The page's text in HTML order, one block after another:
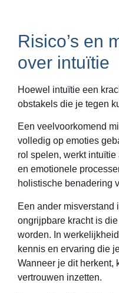
Risico’s en
over intuïtie
Hoewel intuïtie een
obstakels die je tegen
Een veelvoorkomend
volledig op emoties
rol spelen, werkt
en emotionele
holistische benadering
Een ander misverstand
ongrijpbare kracht is
worden. In
kennis en ervaring die
Wanneer je dit herkent,
vertrouwen inzetten.